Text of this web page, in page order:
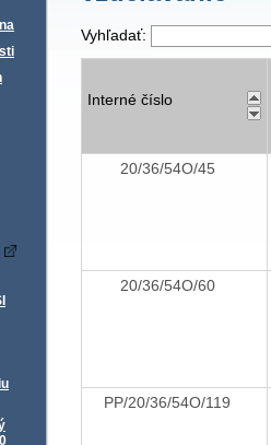
Vyhľadať:
Interné číslo
20/36/54O/45
20/36/54O/60
PP/20/36/54O/119